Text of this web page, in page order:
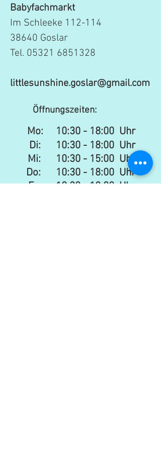
Babyfachmarkt
Im Schleeke 112-114
38640 Goslar
Tel. 05321 6851328
littlesunshine.goslar@gmail.com
Öffnungszeiten:
Mo: 10:30 - 18:00 Uhr
Di: 10:30 - 18:00 Uhr
Mi: 10:30 - 15:00 Uhr​​
Do: 10:30 - 18:00 Uhr
Fr: 10:30 - 18:00 Uhr